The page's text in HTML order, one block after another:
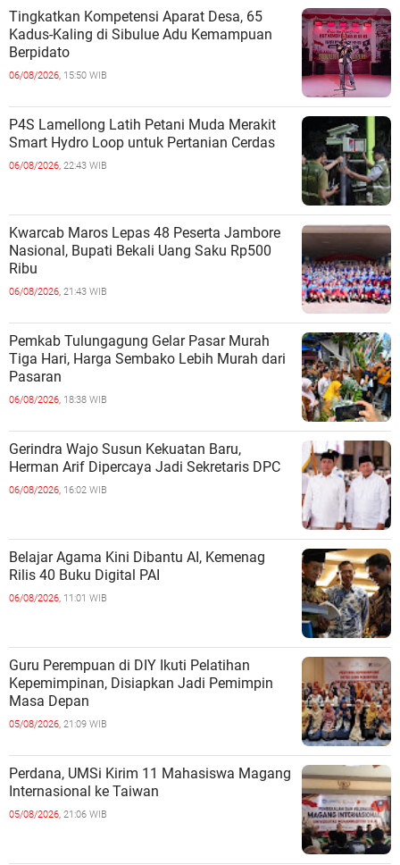
Tingkatkan Kompetensi Aparat Desa, 65
Kadus-Kaling di Sibulue Adu Kemampuan
Berpidato
06/08/2026, 15:50 WIB
P4S Lamellong Latih Petani Muda Merakit
Smart Hydro Loop untuk Pertanian Cerdas
06/08/2026, 22:43 WIB
Kwarcab Maros Lepas 48 Peserta Jambore
Nasional, Bupati Bekali Uang Saku Rp500
Ribu
06/08/2026, 21:43 WIB
Pemkab Tulungagung Gelar Pasar Murah
Tiga Hari, Harga Sembako Lebih Murah dari
Pasaran
06/08/2026, 18:38 WIB
Gerindra Wajo Susun Kekuatan Baru,
Herman Arif Dipercaya Jadi Sekretaris DPC
06/08/2026, 16:02 WIB
Belajar Agama Kini Dibantu AI, Kemenag
Rilis 40 Buku Digital PAI
06/08/2026, 11:01 WIB
Guru Perempuan di DIY Ikuti Pelatihan
Kepemimpinan, Disiapkan Jadi Pemimpin
Masa Depan
05/08/2026, 21:09 WIB
Perdana, UMSi Kirim 11 Mahasiswa Magang
Internasional ke Taiwan
05/08/2026, 21:06 WIB